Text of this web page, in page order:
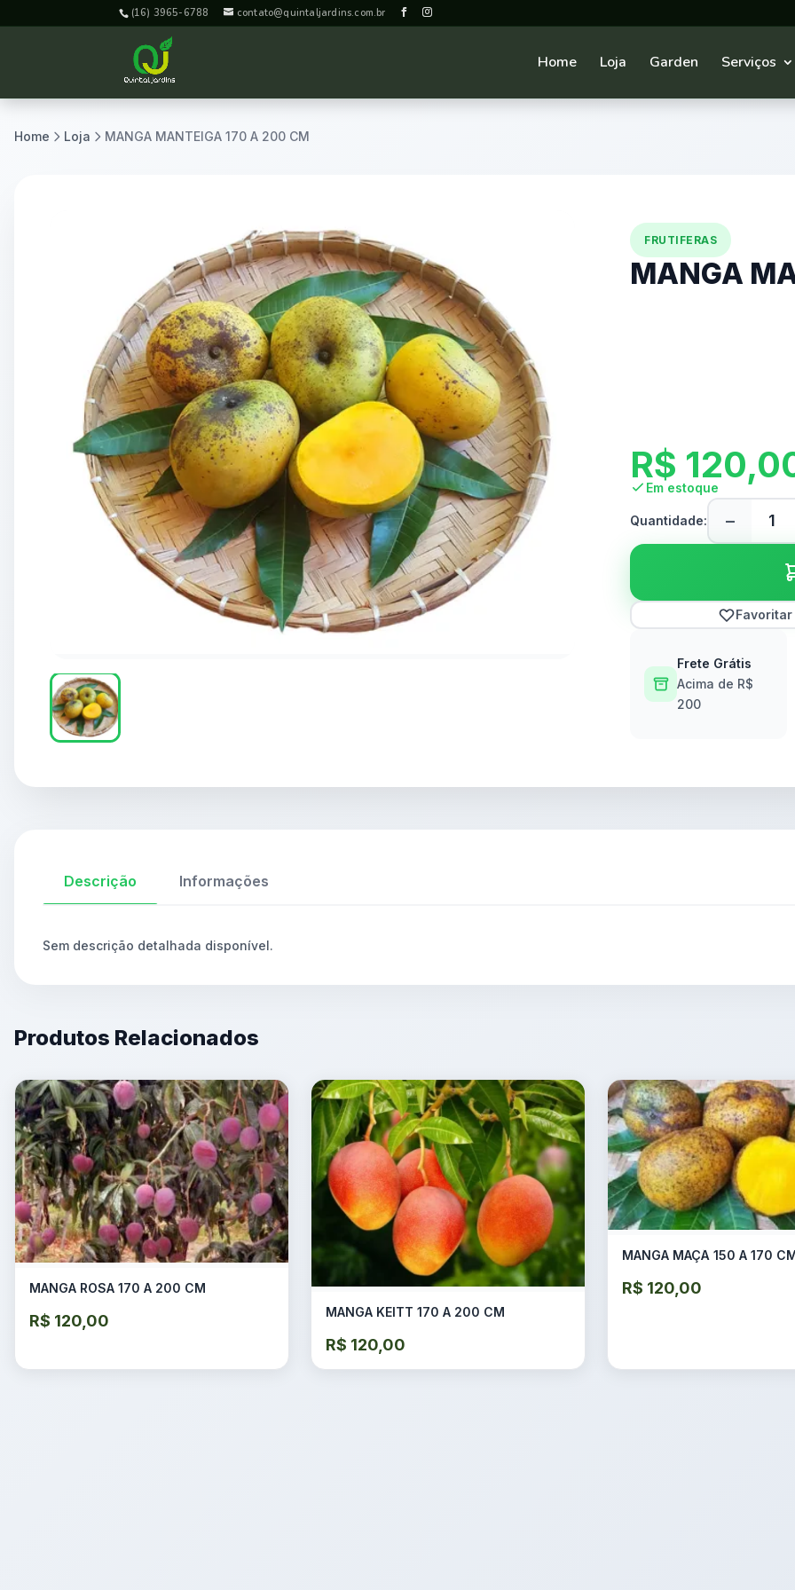
(16) 3965-6788 contato@quintaljardins.com.br
Home Loja Garden Serviços
Home Loja MANGA MANTEIGA 170 A 200 CM
FRUTIFERAS
MANGA
R$
Em estoque
Quantidade: −
Favoritar
Frete Grátis
Acima de R$
200
Descrição Informações
Sem descrição detalhada disponível.
Produtos Relacionados
MANGA ROSA 170 A 200 CM
R$ 120,00 MANGA KEITT 170 A 200 CM
R$ 120,00
MANGA MAÇÃ 150 A 170
R$ 120,00